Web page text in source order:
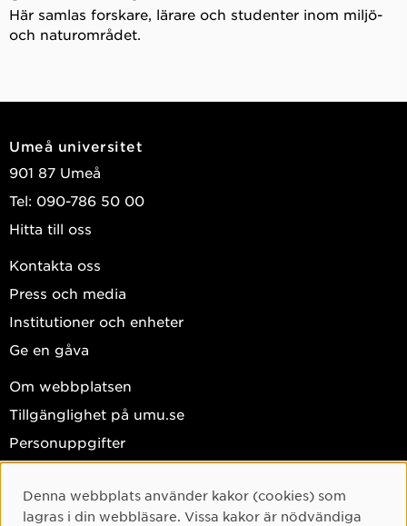
Här samlas forskare, lärare och studenter inom miljö-
och naturområdet.
Umeå universitet
901 87 Umeå
Tel: 090-786 50 00
Hitta till oss
Kontakta oss
Press och media
Institutioner och enheter
Ge en gåva
Om webbplatsen
Tillgänglighet på umu.se
Personuppgifter
Cookie-samtycke
Denna webbplats använder kakor (cookies) som
lagras i din webbläsare. Vissa kakor är nödvändiga